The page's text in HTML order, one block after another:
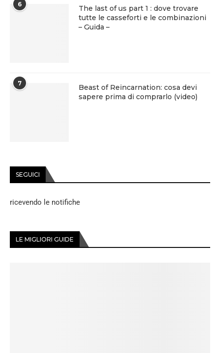
6
The last of us part 1 : dove trovare
tutte le casseforti e le combinazioni
– Guida –
7
Beast of Reincarnation: cosa devi
sapere prima di comprarlo (video)
SEGUICI
ricevendo le notifiche
LE MIGLIORI GUIDE